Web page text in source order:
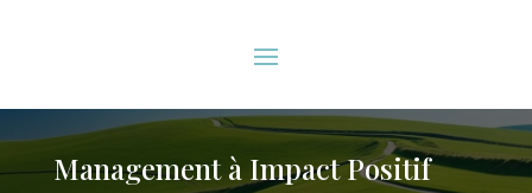
Management à Impact Positif